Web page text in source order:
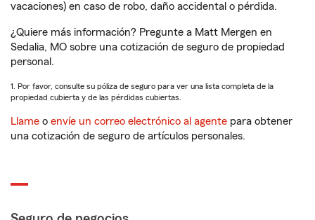
vacaciones) en caso de robo, daño accidental o pérdida.
¿Quiere más información? Pregunte a Matt Mergen en
Sedalia, MO sobre una cotización de seguro de propiedad
personal.
1. Por favor, consulte su póliza de seguro para ver una lista completa de la
propiedad cubierta y de las pérdidas cubiertas.
Llame o envíe un correo electrónico al agente para obtener
una cotización de seguro de artículos personales.